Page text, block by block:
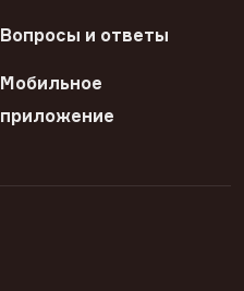
Вопросы и ответы
Мобильное
приложение